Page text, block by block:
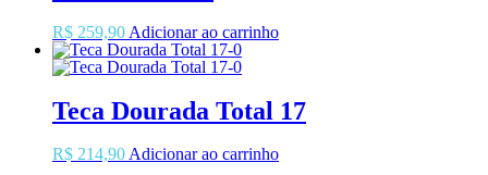
R$ 259,90 Adicionar ao carrinho
Teca Dourada Total 17
R$ 214,90 Adicionar ao carrinho